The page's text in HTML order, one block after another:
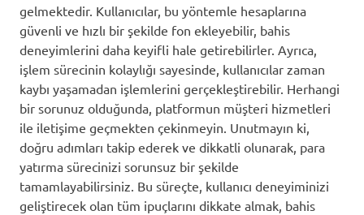
gelmektedir. Kullanıcılar, bu yöntemle hesaplarına
güvenli ve hızlı bir şekilde fon ekleyebilir, bahis
deneyimlerini daha keyifli hale getirebilirler. Ayrıca,
işlem sürecinin kolaylığı sayesinde, kullanıcılar zaman
kaybı yaşamadan işlemlerini gerçekleştirebilir. Herhangi
bir sorunuz olduğunda, platformun müşteri hizmetleri
ile iletişime geçmekten çekinmeyin. Unutmayın ki,
doğru adımları takip ederek ve dikkatli olunarak, para
yatırma sürecinizi sorunsuz bir şekilde
tamamlayabilirsiniz. Bu süreçte, kullanıcı deneyiminizi
geliştirecek olan tüm ipuçlarını dikkate almak, bahis